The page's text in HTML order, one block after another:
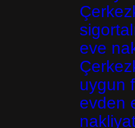
eve
uygun
evden